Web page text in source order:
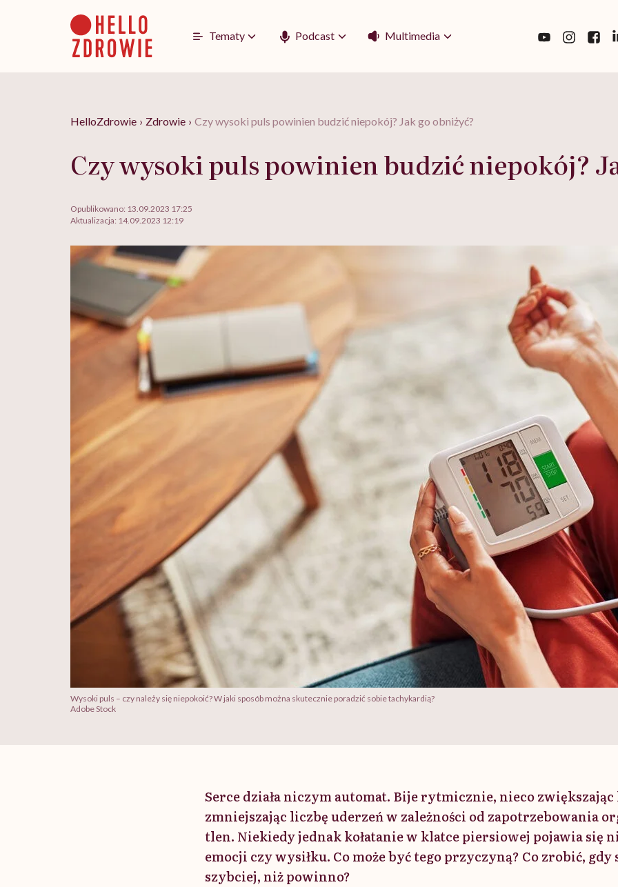
Tematy Podcast Multimedia
HelloZdrowie › Zdrowie › Czy wysoki puls powinien budzić niepokój? Jak go obniżyć?
Czy wysoki puls powinien budzić niepokój?
Opublikowano: 13.09.2023 17:25
Aktualizacja: 14.09.2023 12:19
Wysoki puls – czy należy się niepokoić? W jaki sposób można skutecznie poradzić sobie tachykardią?
Adobe Stock
Serce działa niczym automat. Bije rytmicznie, nieco
zmniejszając liczbę uderzeń w zależności od zapotrzebowania
tlen. Niekiedy jednak kołatanie w klatce piersiowej pojawia się
emocji czy wysiłku. Co może być tego przyczyną? Co zrobić, gdy
szybciej, niż powinno?